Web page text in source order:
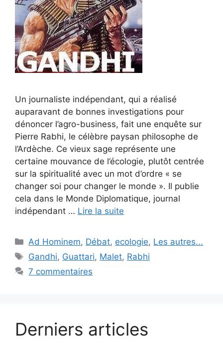
Un journaliste indépendant, qui a réalisé
auparavant de bonnes investigations pour
dénoncer l’agro-business, fait une enquête sur
Pierre Rabhi, le célèbre paysan philosophe de
l’Ardèche. Ce vieux sage représente une
certaine mouvance de l’écologie, plutôt centrée
sur la spiritualité avec un mot d’ordre « se
changer soi pour changer le monde ». Il publie
cela dans le Monde Diplomatique, journal
indépendant … Lire la suite
Catégories
Ad Hominem, Débat, ecologie, Les autres...
Étiquettes
Gandhi, Guattari, Malet, Rabhi
7 commentaires
Derniers articles